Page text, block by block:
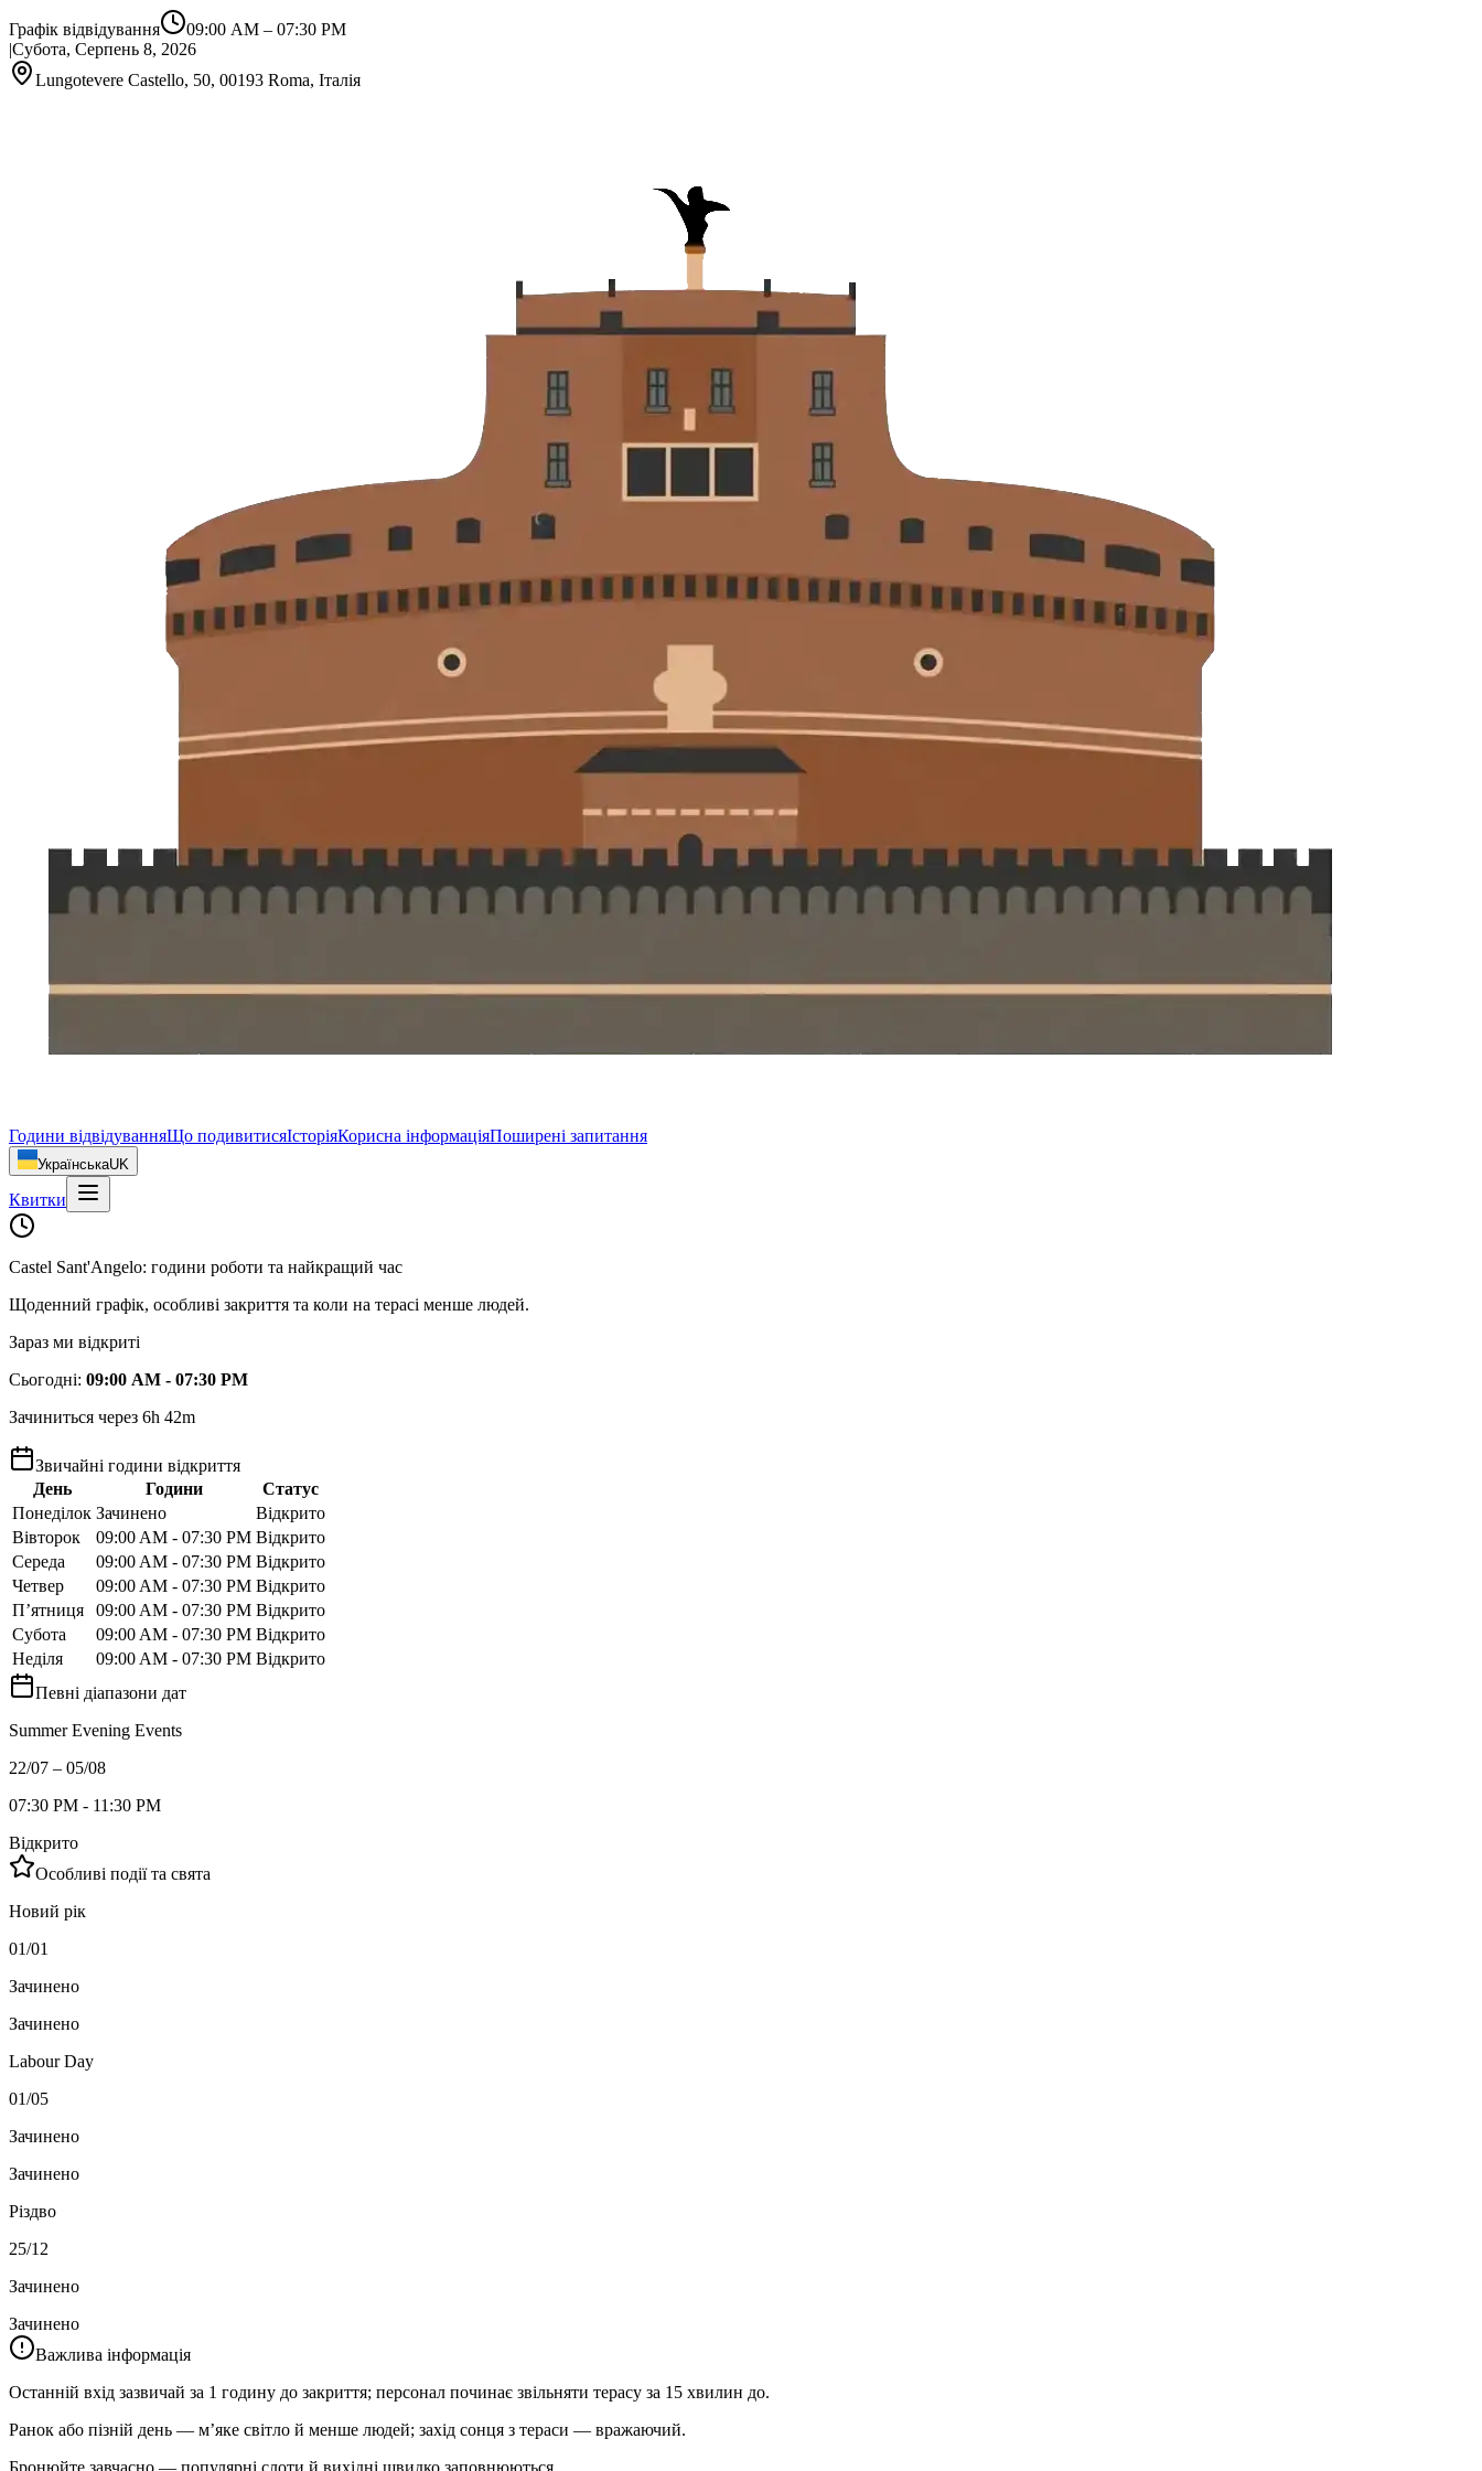
Графік відвідування 09:00 AM – 07:30 PM
|Субота, Серпень 8, 2026
Lungotevere Castello, 50, 00193 Roma, Італія
Години відвідуванняЩо подивитисяІсторіяКорисна інформаціяПоширені запитання
УкраїнськаUK
Квитки
Castel Sant'Angelo: години роботи та найкращий час
Щоденний графік, особливі закриття та коли на терасі менше людей.
Зараз ми відкриті
Сьогодні: 09:00 AM - 07:30 PM
Зачиниться через 6h 42m
Звичайні години відкриття
День
Години
Статус
Понеділок Зачинено
Відкрито
Вівторок
09:00 AM - 07:30 PM Відкрито
Середа
09:00 AM - 07:30 PM Відкрито
Четвер
09:00 AM - 07:30 PM Відкрито
П’ятниця
09:00 AM - 07:30 PM Відкрито
Субота
09:00 AM - 07:30 PM Відкрито
Неділя
09:00 AM - 07:30 PM Відкрито
Певні діапазони дат
Summer Evening Events
22/07 – 05/08
07:30 PM - 11:30 PM
Відкрито
Особливі події та свята
Новий рік
01/01
Зачинено
Зачинено
Labour Day
01/05
Зачинено
Зачинено
Різдво
25/12
Зачинено
Зачинено
Важлива інформація
Останній вхід зазвичай за 1 годину до закриття; персонал починає звільняти терасу за 15 хвилин до.
Ранок або пізній день — м’яке світло й менше людей; захід сонця з тераси — вражаючий.